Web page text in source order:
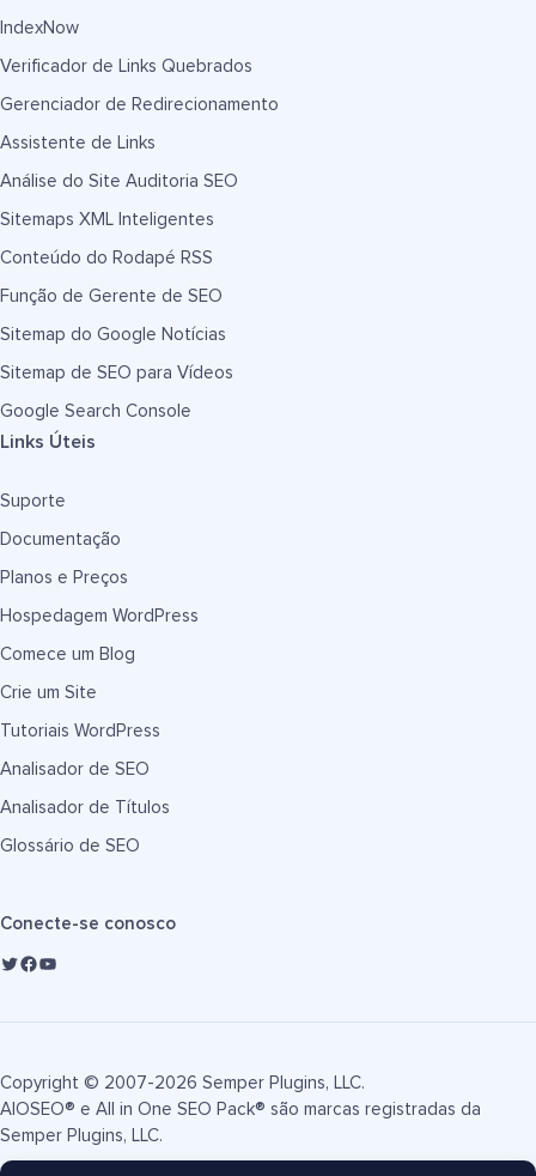
IndexNow
Verificador de Links Quebrados
Gerenciador de Redirecionamento
Assistente de Links
Análise do Site Auditoria SEO
Sitemaps XML Inteligentes
Conteúdo do Rodapé RSS
Função de Gerente de SEO
Sitemap do Google Notícias
Sitemap de SEO para Vídeos
Google Search Console
Links Úteis
Suporte
Documentação
Planos e Preços
Hospedagem WordPress
Comece um Blog
Crie um Site
Tutoriais WordPress
Analisador de SEO
Analisador de Títulos
Glossário de SEO
Conecte-se conosco
Copyright © 2007-2026 Semper Plugins, LLC.
AIOSEO® e All in One SEO Pack® são marcas registradas da
Semper Plugins, LLC.